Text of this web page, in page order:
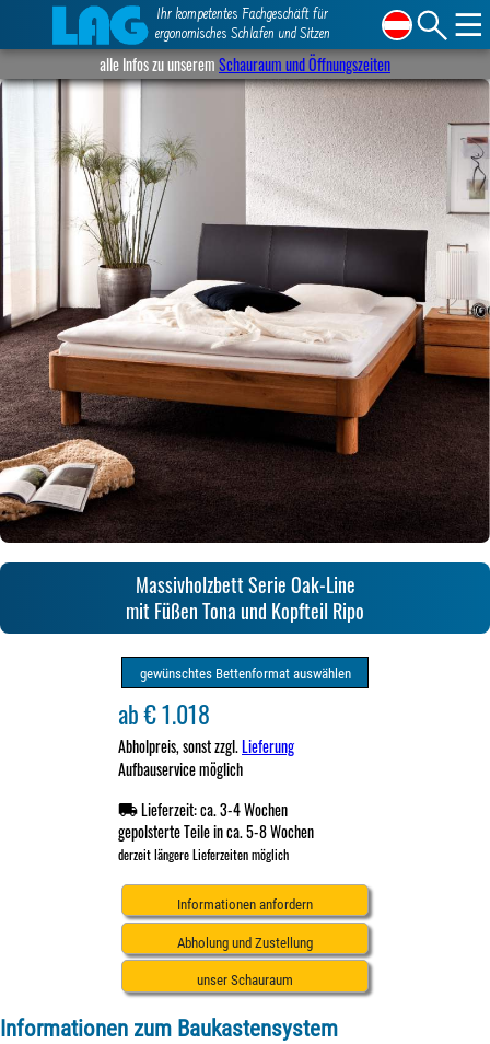
Ihr kompetentes Fachgeschäft für
ergonomisches Schlafen und Sitzen
☰
alle Infos zu unseremSchauraum und Öffnungszeiten
Massivholzbett Serie Oak-Line
mit Füßen Tona und Kopfteil Ripo
gewünschtes Bettenformat auswählen
ab € 1.018
Abholpreis, sonst zzgl.Lieferung
Aufbauservice möglich
Lieferzeit: ca. 3-4 Wochen
gepolsterte Teile in ca. 5-8 Wochen
derzeit längere Lieferzeiten möglich
Informationen anfordern
Abholung und Zustellung
unser Schauraum
Informationen zum Baukastensystem